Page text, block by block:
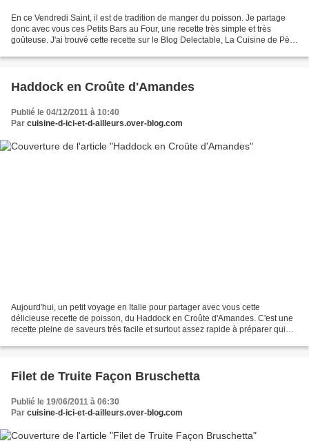
En ce Vendredi Saint, il est de tradition de manger du poisson. Je partage
donc avec vous ces Petits Bars au Four, une recette très simple et très
goûteuse. J'ai trouvé cette recette sur le Blog Delectable, La Cuisine de Père
Haddock en Croûte d'Amandes
Publié le 04/12/2011 à 10:40
Par cuisine-d-ici-et-d-ailleurs.over-blog.com
Aujourd'hui, un petit voyage en Italie pour partager avec vous cette
délicieuse recette de poisson, du Haddock en Croûte d'Amandes. C'est une
recette pleine de saveurs très facile et surtout assez rapide à préparer qui
Filet de Truite Façon Bruschetta
Publié le 19/06/2011 à 06:30
Par cuisine-d-ici-et-d-ailleurs.over-blog.com